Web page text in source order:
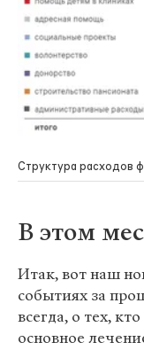
Структура расходов
В этом
Итак, вот наш
событиях за
всегда, о тех,
основное